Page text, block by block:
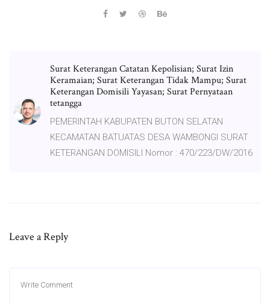
Surat Keterangan Catatan Kepolisian; Surat Izin
Keramaian; Surat Keterangan Tidak Mampu; Surat
Keterangan Domisili Yayasan; Surat Pernyataan
tetangga
PEMERINTAH KABUPATEN BUTON SELATAN
KECAMATAN BATUATAS DESA WAMBONGI SURAT
KETERANGAN DOMISILI Nomor : 470/223/DW/2016
Leave a Reply